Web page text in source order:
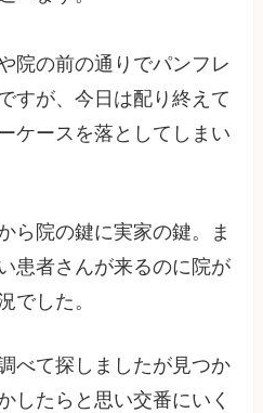
院の前の通りでパンフレ
すが、今日は配り終えて
ケースを落としてしまい
ら院の鍵に実家の鍵。ま
患者さんが来るのに院が
でした。
べて探しましたが見つか
したらと思い交番にいく